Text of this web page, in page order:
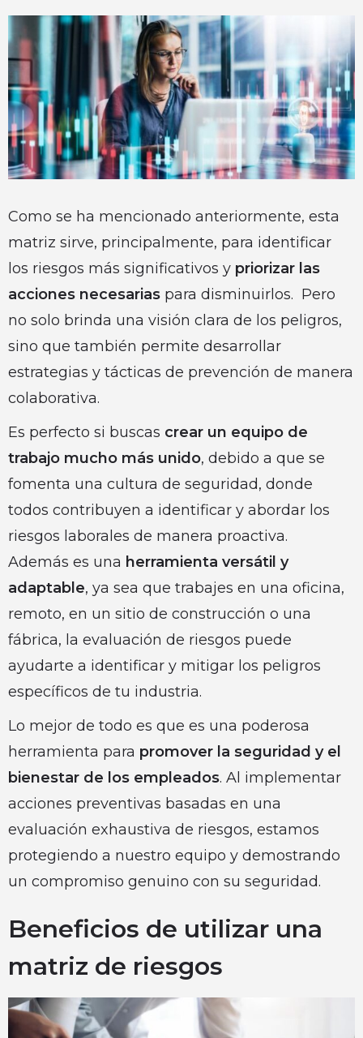
Como se ha mencionado anteriormente, esta
matriz sirve, principalmente, para identificar
los riesgos más significativos y priorizar las
acciones necesarias para disminuirlos. Pero
no solo brinda una visión clara de los peligros,
sino que también permite desarrollar
estrategias y tácticas de prevención de manera
colaborativa.
Es perfecto si buscas crear un equipo de
trabajo mucho más unido, debido a que se
fomenta una cultura de seguridad, donde
todos contribuyen a identificar y abordar los
riesgos laborales de manera proactiva.
Además es una herramienta versátil y
adaptable, ya sea que trabajes en una oficina,
remoto, en un sitio de construcción o una
fábrica, la evaluación de riesgos puede
ayudarte a identificar y mitigar los peligros
específicos de tu industria.
Lo mejor de todo es que es una poderosa
herramienta para promover la seguridad y el
bienestar de los empleados. Al implementar
acciones preventivas basadas en una
evaluación exhaustiva de riesgos, estamos
protegiendo a nuestro equipo y demostrando
un compromiso genuino con su seguridad.
Beneficios de utilizar una
matriz de riesgos